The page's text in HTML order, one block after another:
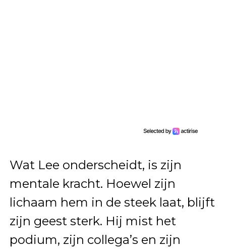
Wat Lee onderscheidt, is zijn
mentale kracht. Hoewel zijn
lichaam hem in de steek laat, blijft
zijn geest sterk. Hij mist het
podium, zijn collega’s en zijn